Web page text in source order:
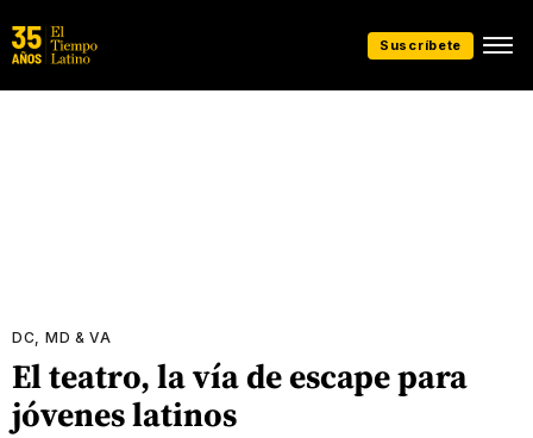
Suscríbete
DC, MD & VA
El teatro, la vía de escape para
jóvenes latinos